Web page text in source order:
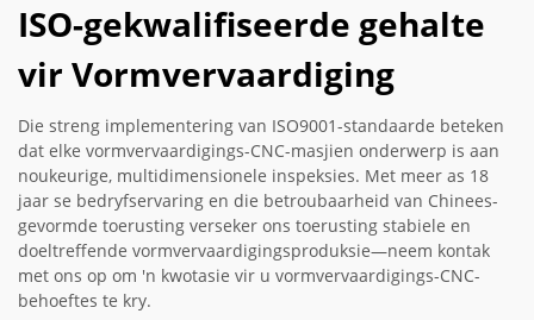
ISO-gekwalifiseerde gehalte
vir Vormvervaardiging
Die streng implementering van ISO9001-standaarde beteken
dat elke vormvervaardigings-CNC-masjien onderwerp is aan
noukeurige, multidimensionele inspeksies. Met meer as 18
jaar se bedryfservaring en die betroubaarheid van Chinees-
gevormde toerusting verseker ons toerusting stabiele en
doeltreffende vormvervaardigingsproduksie—neem kontak
met ons op om 'n kwotasie vir u vormvervaardigings-CNC-
behoeftes te kry.